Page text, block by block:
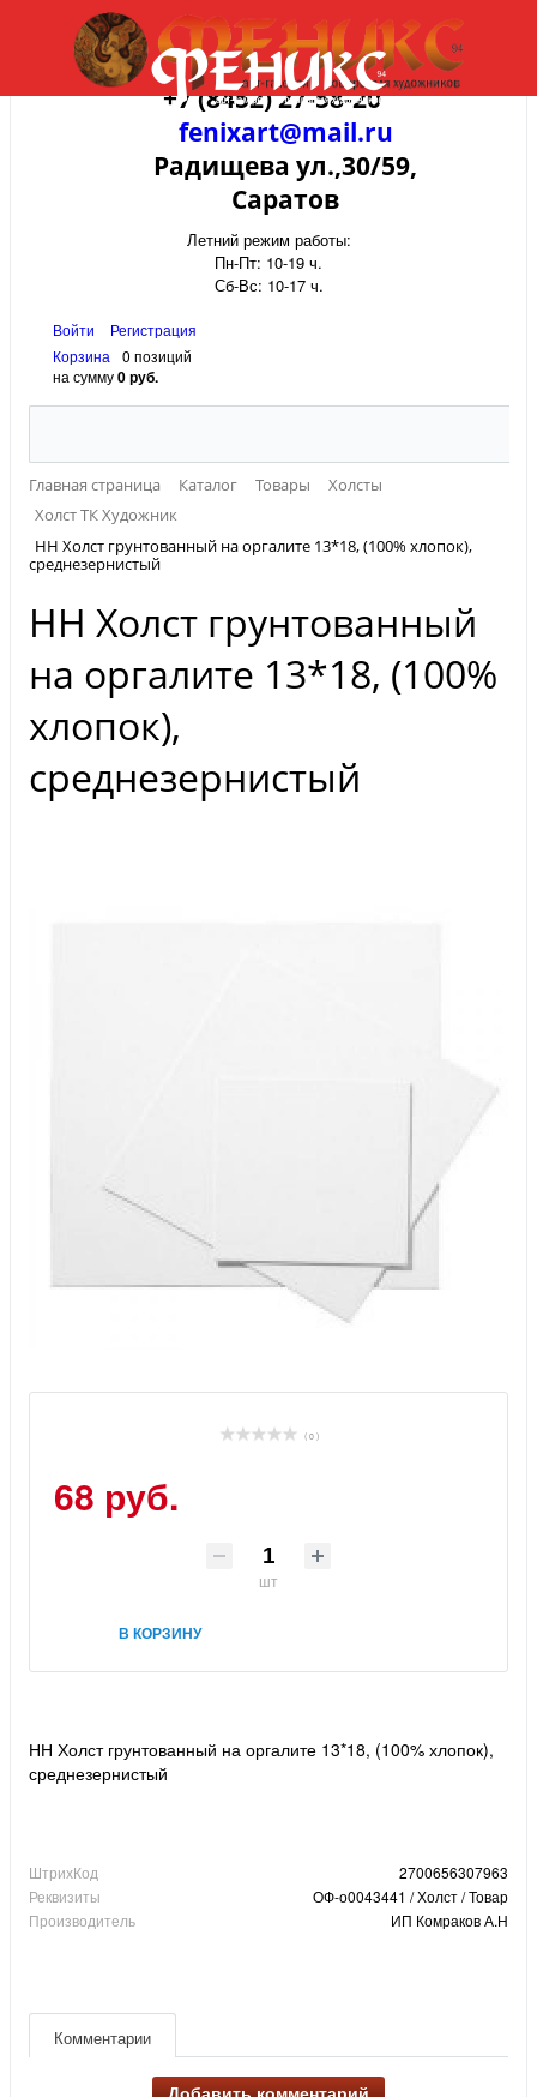
+7 (8452) 27-58-20
fenixart@mail.ru
Радищева ул.,30/59,
Саратов
Летний режим работы:
Пн-Пт: 10-19 ч.
Сб-Вс: 10-17 ч.
Войти
Регистрация
Корзина
0 позиций
на сумму0 руб.
Главная страница Каталог Товары
Холсты
Холст ТК Художник
НН Холст грунтованный на оргалите 13*18, (100% хлопок),
среднезернистый
НН Холст грунтованный
на оргалите 13*18, (100%
хлопок),
среднезернистый
( 0 )
68 руб.
шт
В КОРЗИНУ
НН Холст грунтованный на оргалите 13*18, (100% хлопок),
среднезернистый
ШтрихКод
2700656307963
Реквизиты
ОФ-о0043441 / Холст / Товар
Производитель
ИП Комраков А.Н
Комментарии